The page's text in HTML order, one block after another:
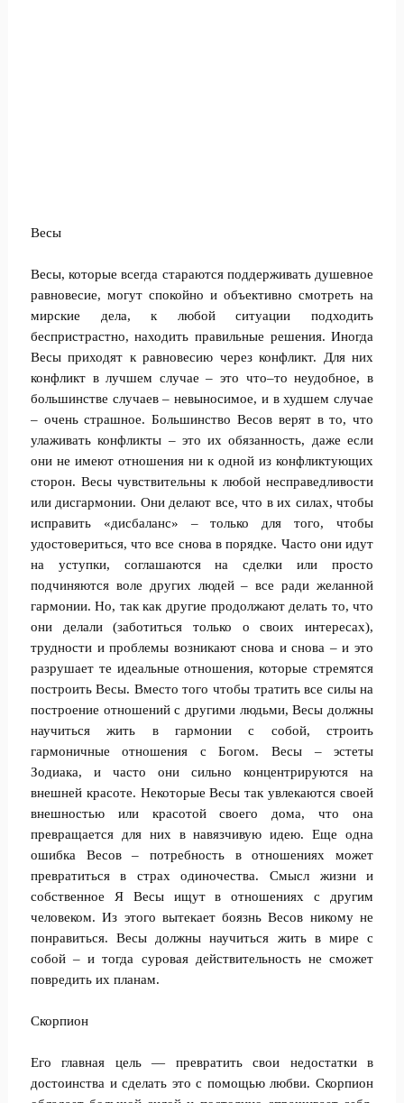
Весы
Весы, которые всегда стараются поддерживать душевное
равновесие, могут спокойно и объективно смотреть на
мирские дела, к любой ситуации подходить
беспристрастно, находить правильные решения. Иногда
Весы приходят к равновесию через конфликт. Для них
конфликт в лучшем случае – это что–то неудобное, в
большинстве случаев – невыносимое, и в худшем случае
– очень страшное. Большинство Весов верят в то, что
улаживать конфликты – это их обязанность, даже если
они не имеют отношения ни к одной из конфликтующих
сторон. Весы чувствительны к любой несправедливости
или дисгармонии. Они делают все, что в их силах, чтобы
исправить «дисбаланс» – только для того, чтобы
удостовериться, что все снова в порядке. Часто они идут
на уступки, соглашаются на сделки или просто
подчиняются воле других людей – все ради желанной
гармонии. Но, так как другие продолжают делать то, что
они делали (заботиться только о своих интересах),
трудности и проблемы возникают снова и снова – и это
разрушает те идеальные отношения, которые стремятся
построить Весы. Вместо того чтобы тратить все силы на
построение отношений с другими людьми, Весы должны
научиться жить в гармонии с собой, строить
гармоничные отношения с Богом. Весы – эстеты
Зодиака, и часто они сильно концентрируются на
внешней красоте. Некоторые Весы так увлекаются своей
внешностью или красотой своего дома, что она
превращается для них в навязчивую идею. Еще одна
ошибка Весов – потребность в отношениях может
превратиться в страх одиночества. Смысл жизни и
собственное Я Весы ищут в отношениях с другим
человеком. Из этого вытекает боязнь Весов никому не
понравиться. Весы должны научиться жить в мире с
собой – и тогда суровая действительность не сможет
повредить их планам.
Скорпион
Его главная цель — превратить свои недостатки в
достоинства и сделать это с помощью любви. Скорпион